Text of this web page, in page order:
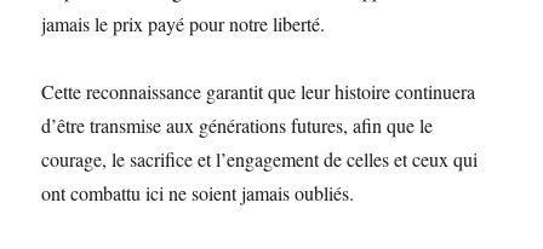
jamais le prix payé pour notre liberté.
Cette reconnaissance garantit que leur histoire continuera
d’être transmise aux générations futures, afin que le
courage, le sacrifice et l’engagement de celles et ceux qui
ont combattu ici ne soient jamais oubliés.